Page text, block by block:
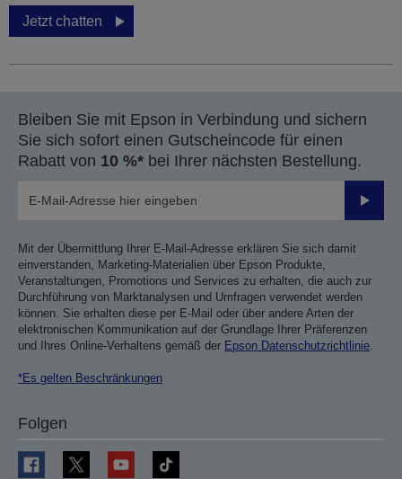
Jetzt chatten
Bleiben Sie mit Epson in Verbindung und sichern
Sie sich sofort einen Gutscheincode für einen
Rabatt von 10 %* bei Ihrer nächsten Bestellung.
Mit der Übermittlung Ihrer E-Mail-Adresse erklären Sie sich damit
einverstanden, Marketing-Materialien über Epson Produkte,
Veranstaltungen, Promotions und Services zu erhalten, die auch zur
Durchführung von Marktanalysen und Umfragen verwendet werden
können. Sie erhalten diese per E-Mail oder über andere Arten der
elektronischen Kommunikation auf der Grundlage Ihrer Präferenzen
und Ihres Online-Verhaltens gemäß der Epson Datenschutzrichtlinie.
*Es gelten Beschränkungen
Folgen